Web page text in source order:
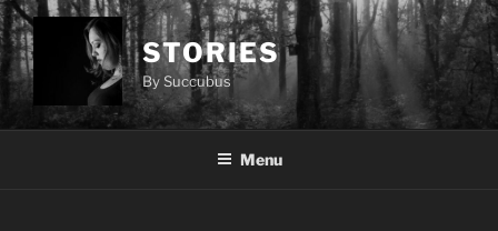
Ga
naar
de
inhoud
STORIES
By Succubus
Menu